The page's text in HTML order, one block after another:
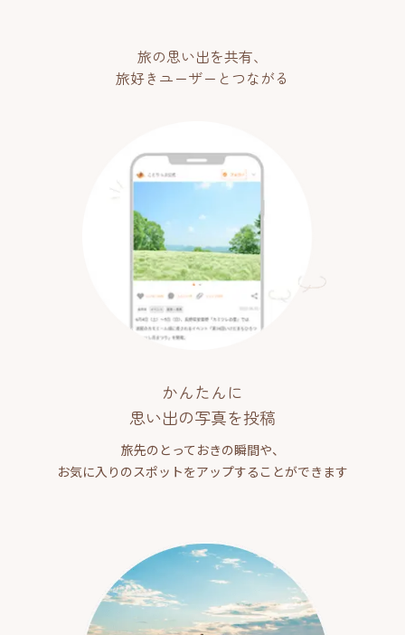
旅の思い出を共有、
旅好きユーザーとつながる
かんたんに
思い出の写真を投稿
旅先のとっておきの瞬間や、
お気に入りのスポットをアップすることができます